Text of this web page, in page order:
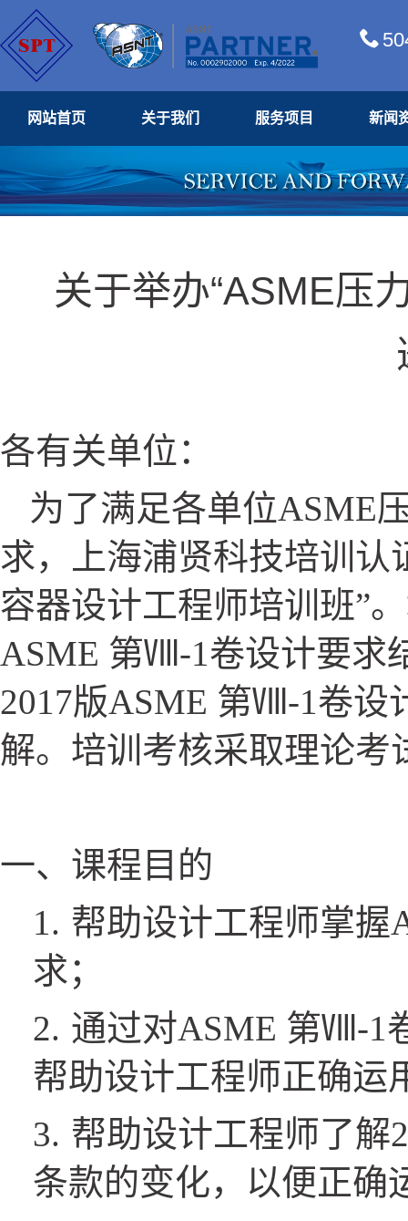
网站首页 关于我们 服务项目 新闻
关于举办“ASME压
各有关单位：
为了满足各单位ASME
求，上海浦贤科技培训认
容器设计工程师培训班”
ASME 第Ⅷ-1卷设计要求
2017版ASME 第Ⅷ-1卷设
解。培训考核采取理论考
一、课程目的
1. 帮助设计工程师掌
求；
2. 通过对ASME 第Ⅷ-1
帮助设计工程师正确运
3. 帮助设计工程师了
条款的变化，以便正确